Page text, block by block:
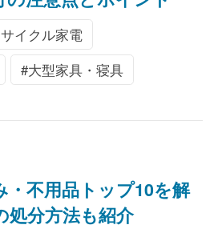
サイクル家電
大型家具・寝具
・不用品トップ10を解
処分方法も紹介